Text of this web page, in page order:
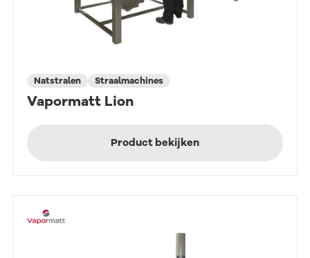
Natstralen Straalmachines
Vapormatt Lion
Product bekijken